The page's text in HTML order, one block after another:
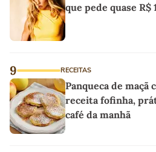
que pede quase
9 RECEITAS
Panqueca de maçã
receita fofinha,
café da manhã